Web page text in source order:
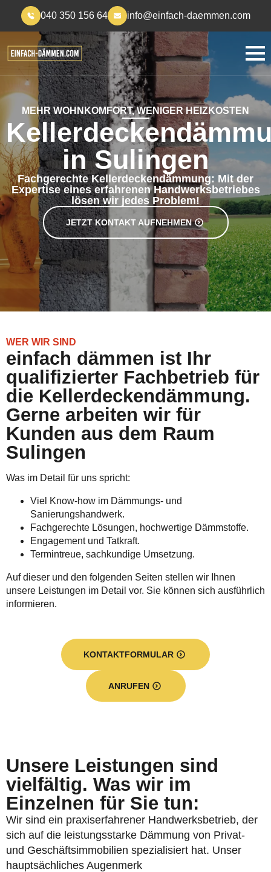
040 350 156 64 info@einfach-daemmen.com
MEHR WOHNKOMFORT, WENIGER HEIZKOSTEN
in Sulingen
Fachgerechte Kellerdeckendämmung: Mit der
Expertise eines erfahrenen Handwerksbetriebes
lösen wir jedes Problem!
JETZT KONTAKT AUFNEHMEN
WER WIR SIND
einfach dämmen ist Ihr
qualifizierter Fachbetrieb für
die Kellerdeckendämmung.
Gerne arbeiten wir für
Kunden aus dem Raum
Sulingen
Was im Detail für uns spricht:
Viel Know-how im Dämmungs- und
Sanierungshandwerk.
Fachgerechte Lösungen, hochwertige Dämmstoffe.
Engagement und Tatkraft.
Termintreue, sachkundige Umsetzung.
Auf dieser und den folgenden Seiten stellen wir Ihnen
unsere Leistungen im Detail vor. Sie können sich ausführlich
informieren.
KONTAKTFORMULAR
ANRUFEN
Unsere Leistungen sind
vielfältig. Was wir im
Einzelnen für Sie tun:
Wir sind ein praxiserfahrener Handwerksbetrieb, der
sich auf die leistungsstarke Dämmung von Privat-
und Geschäftsimmobilien spezialisiert hat. Unser
hauptsächliches Augenmerk